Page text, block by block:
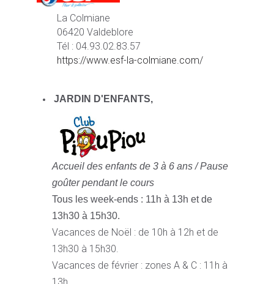
La Colmiane
06420 Valdeblore
Tél : 04.93.02.83.57
https://www.esf-la-colmiane.com/
JARDIN D'ENFANTS,
Accueil des enfants de 3 à 6 ans /Pause
goûter pendant le cours
Tous les week-ends : 11h à 13h et de
13h30 à 15h30.
Vacances de Noël : de 10h à 12h et de
13h30 à 15h30.
Vacances de février : zones A & C : 11h à
13h.